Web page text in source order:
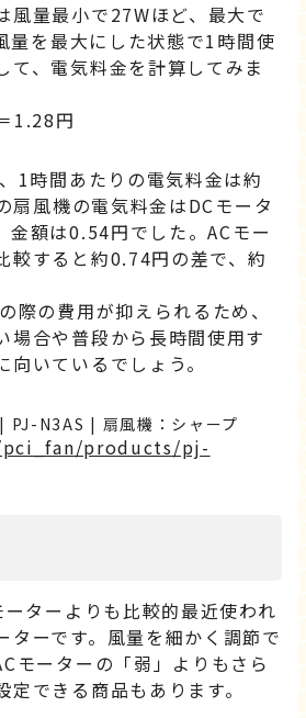
風量最小で27Wほど、最大で
量を最大にした状態で1時間使
て、電気料金を計算してみま
1.28円
1時間あたりの電気料金は約
扇風機の電気料金はDCモータ
金額は0.54円でした。ACモー
較すると約0.74円の差で、約
際の費用が抑えられるため、
場合や普段から長時間使用す
いているでしょう。
PJ-N3AS | 扇風機：シャープ
products/pj-
ターよりも比較的最近使われ
ターです。風量を細かく調節で
モーターの「弱」よりもさら
できる商品もあります。